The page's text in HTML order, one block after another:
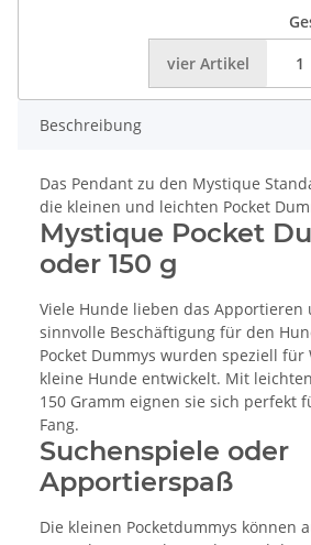
vier Artikel
Beschreibung
Das Pendant zu den Mystique
die kleinen und leichten Pocket
Mystique Pocket
oder 150 g
Viele Hunde lieben das Apportieren
sinnvolle Beschäftigung für den
Pocket Dummys wurden speziell
kleine Hunde entwickelt. Mit
150 Gramm eignen sie sich perfekt
Fang.
Suchenspiele oder
Apportierspaß
Die kleinen Pocketdummys können